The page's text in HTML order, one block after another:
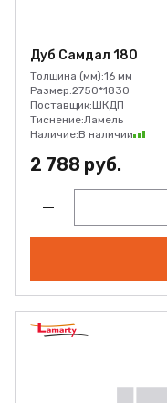
Дуб Самдал 180
Толщина (мм):16 мм
Размер:2750*1830
Поставщик:ШКДП
Тиснение:Ламель
Наличие:В наличии
2 788 руб.